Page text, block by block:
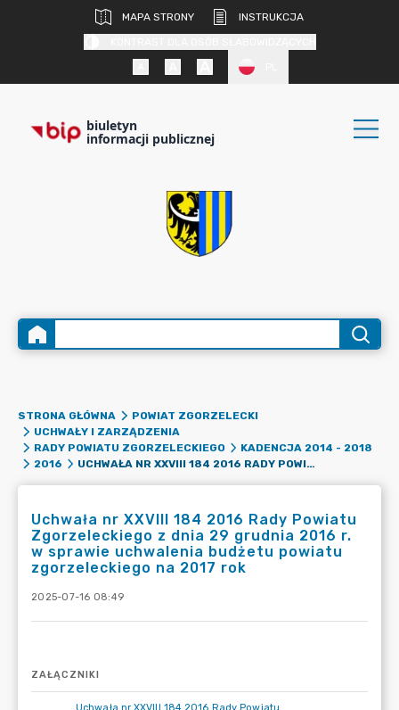
MAPA STRONY
INSTRUKCJA
biuletyn
informacji publicznej
STRONA GŁÓWNA
POWIAT ZGORZELECKI
UCHWAŁY I ZARZĄDZENIA
RADY POWIATU ZGORZELECKIEGO
KADENCJA 2014 - 2018
2016
UCHWAŁA NR XXVIII 184 2016 RADY POWIATU ZGORZELECKIEGO Z DNIA 29 GRUDNIA 2016 R. W SPRAWIE UCHWALENIA BUDŻETU POWIATU ZGORZELECKIEGO NA 2017 ROK
Uchwała nr XXVIII 184 2016 Rady Powiatu
Zgorzeleckiego z dnia 29 grudnia 2016 r.
w sprawie uchwalenia budżetu powiatu
zgorzeleckiego na 2017 rok
2025-07-16 08:49
ZAŁĄCZNIKI